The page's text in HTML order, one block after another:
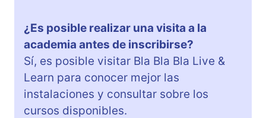
¿Es posible realizar una visita a la
academia antes de inscribirse?
Sí, es posible visitar Bla Bla Bla Live &
Learn para conocer mejor las
instalaciones y consultar sobre los
cursos disponibles.